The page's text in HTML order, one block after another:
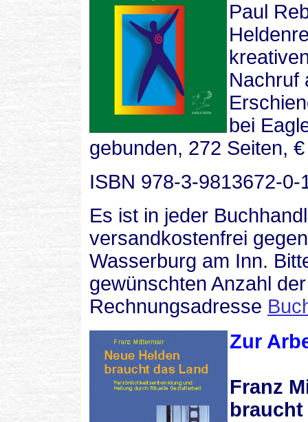
Paul
Nachruf
E
bei
gebunden, 272 Seiten,
ISBN 978-3-9813672-0-
Es ist in jeder
versandkostenfrei
Wasserburg am Inn.
gewünschten Anzahl
Rechnungsadresse
Zur
Franz
braucht